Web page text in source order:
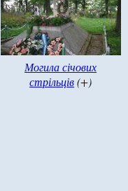
Могила січових
стрільців(+)